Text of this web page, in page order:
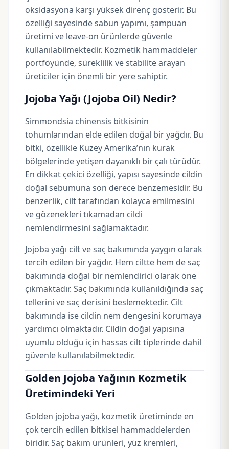
oksidasyona karşı yüksek direnç gösterir. Bu
özelliği sayesinde sabun yapımı, şampuan
üretimi ve leave-on ürünlerde güvenle
kullanılabilmektedir. Kozmetik hammaddeler
portföyünde, süreklilik ve stabilite arayan
üreticiler için önemli bir yere sahiptir.
Jojoba Yağı (Jojoba Oil) Nedir?
Simmondsia chinensis bitkisinin
tohumlarından elde edilen doğal bir yağdır. Bu
bitki, özellikle Kuzey Amerika’nın kurak
bölgelerinde yetişen dayanıklı bir çalı türüdür.
En dikkat çekici özelliği, yapısı sayesinde cildin
doğal sebumuna son derece benzemesidir. Bu
benzerlik, cilt tarafından kolayca emilmesini
ve gözenekleri tıkamadan cildi
nemlendirmesini sağlamaktadır.
Jojoba yağı cilt ve saç bakımında yaygın olarak
tercih edilen bir yağdır. Hem ciltte hem de saç
bakımında doğal bir nemlendirici olarak öne
çıkmaktadır. Saç bakımında kullanıldığında saç
tellerini ve saç derisini beslemektedir. Cilt
bakımında ise cildin nem dengesini korumaya
yardımcı olmaktadır. Cildin doğal yapısına
uyumlu olduğu için hassas cilt tiplerinde dahil
güvenle kullanılabilmektedir.
Golden Jojoba Yağının Kozmetik
Üretimindeki Yeri
Golden jojoba yağı, kozmetik üretiminde en
çok tercih edilen bitkisel hammaddelerden
biridir. Saç bakım ürünleri, yüz kremleri,